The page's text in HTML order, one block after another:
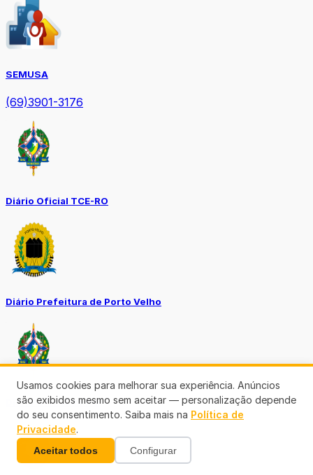
SEMUSA
(69)3901-3176
Diário Oficial TCE-RO
Diário Prefeitura de Porto Velho
Diário Oficial de RO
Usamos cookies para melhorar sua experiência. Anúncios
são exibidos mesmo sem aceitar — personalização depende
do seu consentimento. Saiba mais na Política de
Privacidade.
Aceitar todos Configurar